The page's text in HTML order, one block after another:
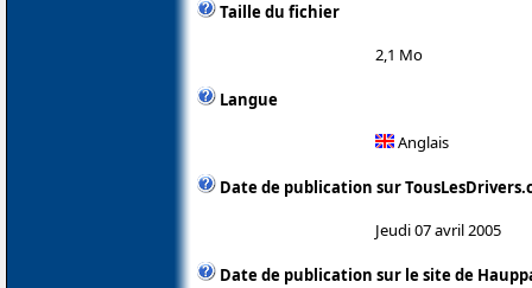
Taille du fichier
2,1 Mo
Langue
Anglais
Date de publication sur
Jeudi 07 avril 2005
Date de publication sur le site de